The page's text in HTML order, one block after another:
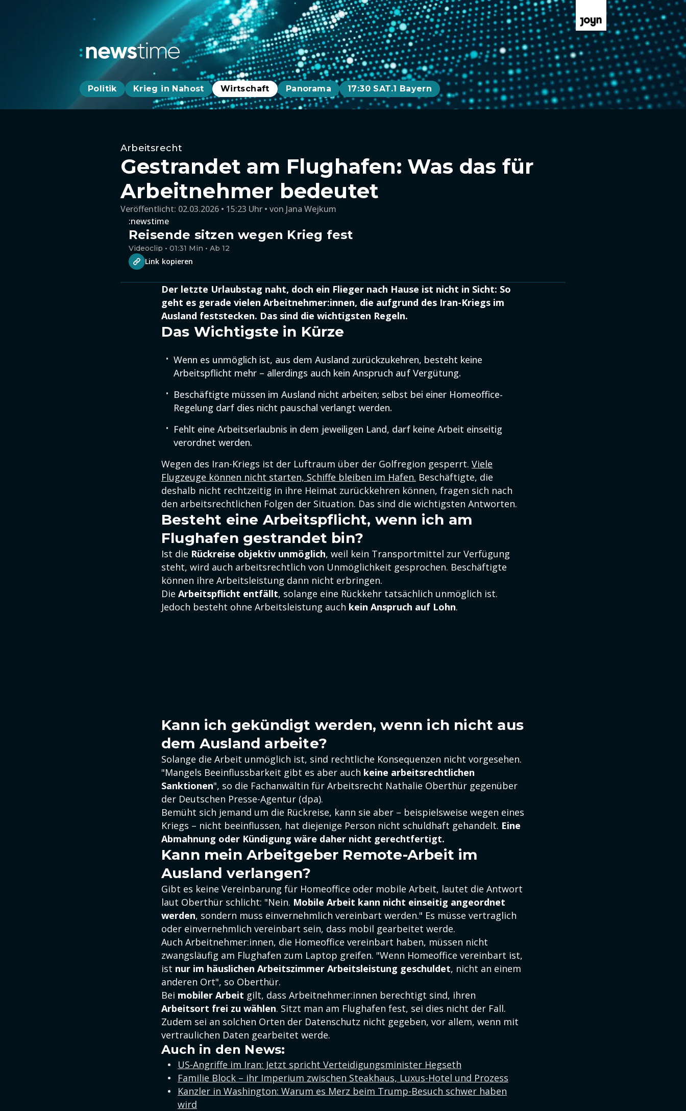
Politik Krieg in Nahost Wirtschaft Panorama 17:30 SAT.1 Bayern
Arbeitsrecht
Gestrandet am Flughafen: Was das für
Arbeitnehmer bedeutet
Veröffentlicht: 02.03.2026 • 15:23 Uhr von Jana Wejkum
:newstime
Reisende sitzen wegen Krieg fest
Videoclip • 01:31 Min • Ab 12
Link kopieren
Der letzte Urlaubstag naht, doch ein Flieger nach Hause ist nicht in Sicht: So
geht es gerade vielen Arbeitnehmer:innen, die aufgrund des Iran-Kriegs im
Ausland feststecken. Das sind die wichtigsten Regeln.
Das Wichtigste in Kürze
Wenn es unmöglich ist, aus dem Ausland zurückzukehren, besteht keine
Arbeitspflicht mehr – allerdings auch kein Anspruch auf Vergütung.
Beschäftigte müssen im Ausland nicht arbeiten; selbst bei einer Homeoffice-
Regelung darf dies nicht pauschal verlangt werden.
Fehlt eine Arbeitserlaubnis in dem jeweiligen Land, darf keine Arbeit einseitig
verordnet werden.
Wegen des Iran-Kriegs ist der Luftraum über der Golfregion gesperrt. Viele
Flugzeuge können nicht starten, Schiffe bleiben im Hafen. Beschäftigte, die
deshalb nicht rechtzeitig in ihre Heimat zurückkehren können, fragen sich nach
den arbeitsrechtlichen Folgen der Situation. Das sind die wichtigsten Antworten.
Besteht eine Arbeitspflicht, wenn ich am
Flughafen gestrandet bin?
Ist die Rückreise objektiv unmöglich, weil kein Transportmittel zur Verfügung
steht, wird auch arbeitsrechtlich von Unmöglichkeit gesprochen. Beschäftigte
können ihre Arbeitsleistung dann nicht erbringen.
Die Arbeitspflicht entfällt, solange eine Rückkehr tatsächlich unmöglich ist.
Jedoch besteht ohne Arbeitsleistung auch kein Anspruch auf Lohn.
Kann ich gekündigt werden, wenn ich nicht aus
dem Ausland arbeite?
Solange die Arbeit unmöglich ist, sind rechtliche Konsequenzen nicht vorgesehen.
"Mangels Beeinflussbarkeit gibt es aber auch keine arbeitsrechtlichen
Sanktionen", so die Fachanwältin für Arbeitsrecht Nathalie Oberthür gegenüber
der Deutschen Presse-Agentur (dpa).
Bemüht sich jemand um die Rückreise, kann sie aber – beispielsweise wegen eines
Kriegs – nicht beeinflussen, hat diejenige Person nicht schuldhaft gehandelt. Eine
Abmahnung oder Kündigung wäre daher nicht gerechtfertigt.
Kann mein Arbeitgeber Remote-Arbeit im
Ausland verlangen?
Gibt es keine Vereinbarung für Homeoffice oder mobile Arbeit, lautet die Antwort
laut Oberthür schlicht: "Nein. Mobile Arbeit kann nicht einseitig angeordnet
werden, sondern muss einvernehmlich vereinbart werden." Es müsse vertraglich
oder einvernehmlich vereinbart sein, dass mobil gearbeitet werde.
Auch Arbeitnehmer:innen, die Homeoffice vereinbart haben, müssen nicht
zwangsläufig am Flughafen zum Laptop greifen. "Wenn Homeoffice vereinbart ist,
ist nur im häuslichen Arbeitszimmer Arbeitsleistung geschuldet, nicht an einem
anderen Ort", so Oberthür.
Bei mobiler Arbeit gilt, dass Arbeitnehmer:innen berechtigt sind, ihren
Arbeitsort frei zu wählen. Sitzt man am Flughafen fest, sei dies nicht der Fall.
Zudem sei an solchen Orten der Datenschutz nicht gegeben, vor allem, wenn mit
vertraulichen Daten gearbeitet werde.
Auch in den News:
US-Angriffe im Iran: Jetzt spricht Verteidigungsminister Hegseth
Familie Block – ihr Imperium zwischen Steakhaus, Luxus-Hotel und Prozess
Kanzler in Washington: Warum es Merz beim Trump-Besuch schwer haben
wird